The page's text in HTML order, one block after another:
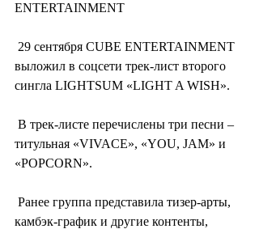
ENTERTAINMENT
выложил в соцсети трек-лист второго
сингла LIGHTSUM «LIGHT A WISH».
титульная «VIVACE», «YOU, JAM» и
«POPCORN».
камбэк-график и другие контенты,